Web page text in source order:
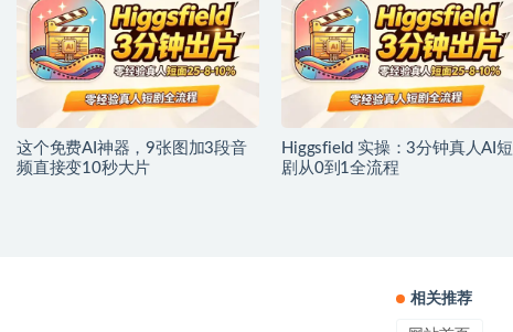
这个免费AI神器，9张图加3段音
频直接变10秒大片
Higgsfield 实操：3分钟真人AI短
剧从0到1全流程
相关推荐